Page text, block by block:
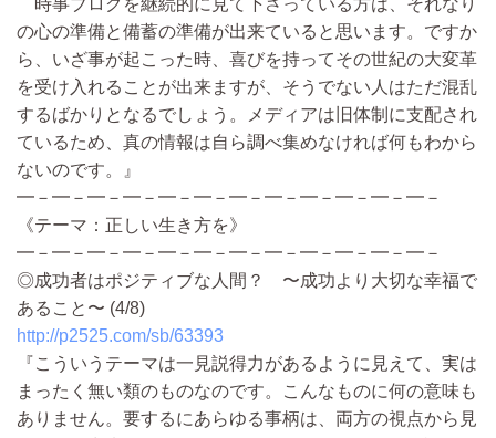
時事ブログを継続的に見て下さっている方は、それなり
の心の準備と備蓄の準備が出来ていると思います。ですか
ら、いざ事が起こった時、喜びを持ってその世紀の大変革
を受け入れることが出来ますが、そうでない人はただ混乱
するばかりとなるでしょう。メディアは旧体制に支配され
ているため、真の情報は自ら調べ集めなければ何もわから
ないのです。』
━－━－━－━－━－━－━－━－━－━－━－━－
《テーマ：正しい生き方を》
━－━－━－━－━－━－━－━－━－━－━－━－
◎成功者はポジティブな人間？ 〜成功より大切な幸福で
あること〜 (4/8)
http://p2525.com/sb/63393
『こういうテーマは一見説得力があるように見えて、実は
まったく無い類のものなのです。こんなものに何の意味も
ありません。要するにあらゆる事柄は、両方の視点から見